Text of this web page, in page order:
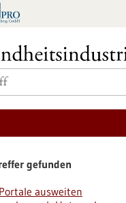
gefunden
ausweiten